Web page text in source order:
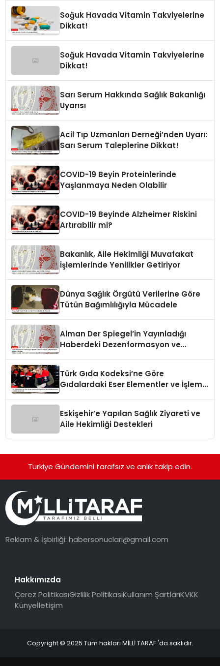
Soğuk Havada Vitamin Takviyelerine
Dikkat!
Soğuk Havada Vitamin Takviyelerine
Dikkat!
Sarı Serum Hakkında Sağlık Bakanlığı
Uyarısı
Acil Tıp Uzmanları Derneği’nden Uyarı:
Sarı Serum Taleplerine Dikkat!
COVID-19 Beyin Proteinlerinde
Yaşlanmaya Neden Olabilir
COVID-19 Beyinde Alzheimer Riskini
Artırabilir mi?
Bakanlık, Aile Hekimliği Muvafakat
İşlemlerinde Yenilikler Getiriyor
Dünya Sağlık Örgütü Verilerine Göre
Tütün Bağımlılığıyla Mücadele
Alman Der Spiegel’in Yayınladığı
Haberdeki Dezenformasyon ve
Türk Gıda Kodeksi’ne Göre
Gıdalardaki Eser Elementler ve İşleme
Eskişehir’e Yapılan Sağlık Ziyareti ve
Aile Hekimliği Destekleri
Türkiye Gündemini tarafsız ve anlık takip edin.
Reklam & İşbirliği:habersonuclari@gmail.com
Hakkımızda
Çerez PolitikasıGizlilik PolitikasıKullanım ŞartlarıKVKK
Künyeİletişim
Copyright © 2025 Tüm hakları MİLLİ TARAF 'da saklıdır.